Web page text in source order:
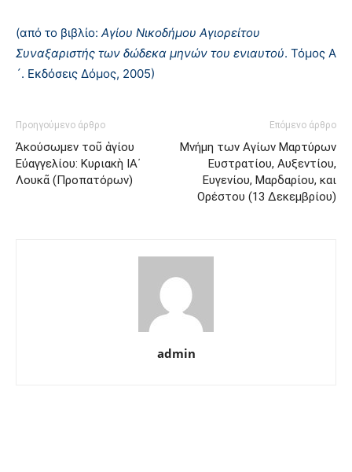
(από το βιβλίο: Αγίου Νικοδήμου Αγιορείτου
Συναξαριστής των δώδεκα μηνών του ενιαυτού. Τόμος Α
´. Εκδόσεις Δόμος, 2005)
Προηγούμενο άρθρο
Ἀκούσωμεν τοῦ ἁγίου
Εὐαγγελίου: Κυριακὴ ΙΑ΄
Λουκᾶ (Προπατόρων)
Επόμενο άρθρο
Μνήμη των Aγίων Mαρτύρων
Eυστρατίου, Aυξεντίου,
Eυγενίου, Mαρδαρίου, και
Oρέστου (13 Δεκεμβρίου)
admin